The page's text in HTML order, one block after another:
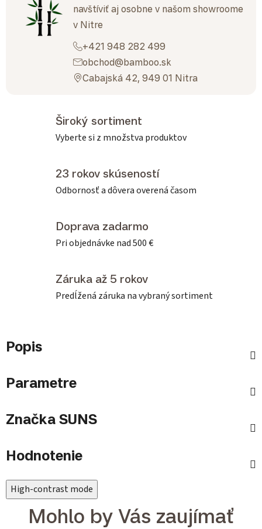
navštíviť aj osobne v našom showroome
v Nitre
+421 948 282 499
obchod@bamboo.sk
Cabajská 42, 949 01 Nitra
Široký sortiment
Vyberte si z množstva produktov
23 rokov skúseností
Odbornosť a dôvera overená časom
Doprava zadarmo
Pri objednávke nad 500 €
Záruka až 5 rokov
Predĺžená záruka na vybraný sortiment
Popis
Parametre
Značka SUNS
Hodnotenie
High-contrast mode
Mohlo by Vás zaujímať